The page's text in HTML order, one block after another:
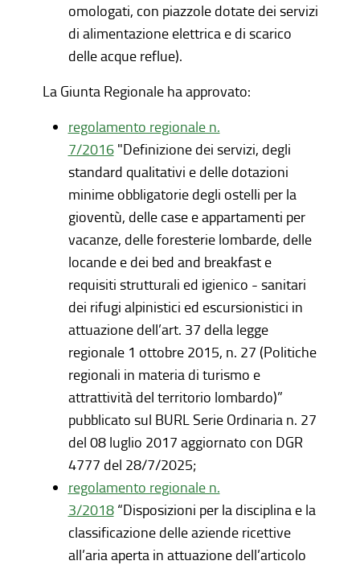
omologati, con piazzole dotate dei servizi
di alimentazione elettrica e di scarico
delle acque reflue).
La Giunta Regionale ha approvato:
regolamento regionale n.
7/2016"Definizione dei servizi, degli
standard qualitativi e delle dotazioni
minime obbligatorie degli ostelli per la
gioventù, delle case e appartamenti per
vacanze, delle foresterie lombarde, delle
locande e dei bed and breakfast e
requisiti strutturali ed igienico - sanitari
dei rifugi alpinistici ed escursionistici in
attuazione dell’art. 37 della legge
regionale 1 ottobre 2015, n. 27 (Politiche
regionali in materia di turismo e
attrattività del territorio lombardo)”
pubblicato sul BURL Serie Ordinaria n. 27
del 08 luglio 2017 aggiornato con DGR
4777 del 28/7/2025;
regolamento regionale n.
3/2018“Disposizioni per la disciplina e la
classificazione delle aziende ricettive
all’aria aperta in attuazione dell’articolo